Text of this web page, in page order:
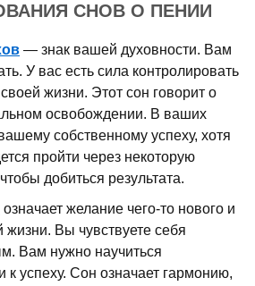
СНОВ О ПЕНИИ
— знак вашей духовности. Вам
У вас есть сила контролировать
жизни. Этот сон говорит о
освобождении. В ваших
собственному успеху, хотя
пройти через некоторую
добиться результата.
означает желание чего-то нового и
Вы чувствуете себя
Вам нужно научиться
к успеху. Сон означает гармонию,